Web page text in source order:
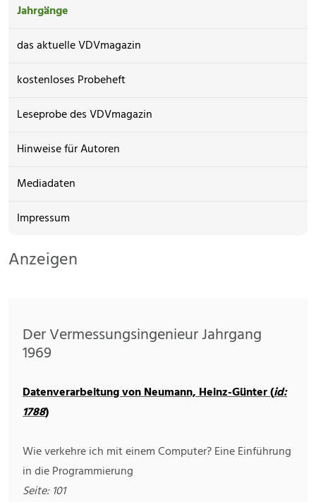
Jahrgänge
das aktuelle VDVmagazin
kostenloses Probeheft
Leseprobe des VDVmagazin
Hinweise für Autoren
Mediadaten
Impressum
Anzeigen
Der Vermessungsingenieur Jahrgang
1969
Datenverarbeitung von Neumann, Heinz-Günter (id:
1788)
Wie verkehre ich mit einem Computer? Eine Einführung
in die Programmierung
Seite: 101